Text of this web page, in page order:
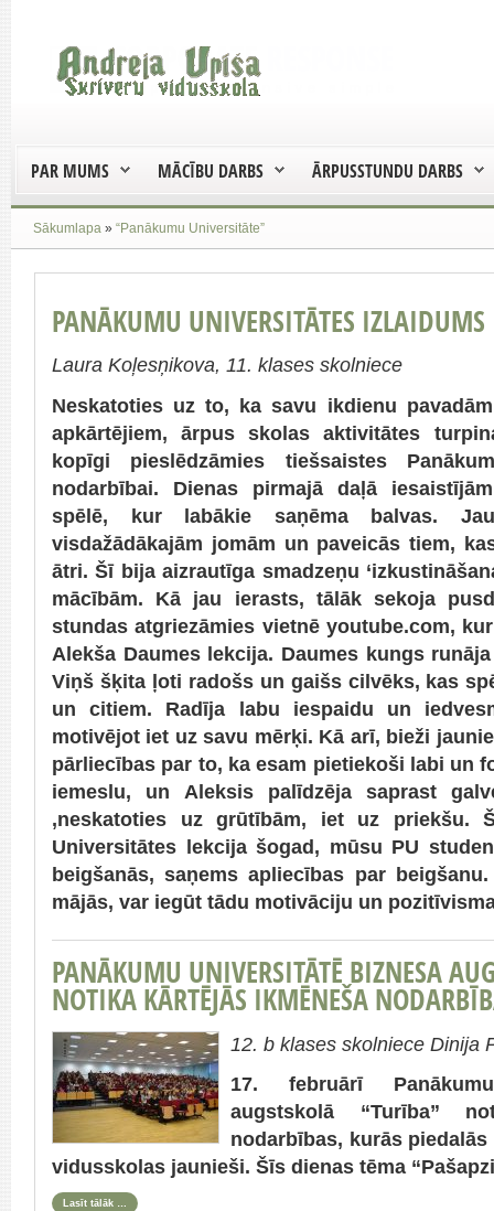
PAR MUMS MĀCĪBU DARBS ĀRPUSSTUNDU DARBS
Sākumlapa » “Panākumu Universitāte”
PANĀKUMU UNIVERSITĀTES IZLAIDUMS
Laura Koļesņikova, 11. klases skolniece
Neskatoties uz to, ka savu ikdienu
apkārtējiem, ārpus skolas aktivitātes
kopīgi pieslēdzāmies tiešsaistes
nodarbībai. Dienas pirmajā daļā
spēlē, kur labākie saņēma balvas.
visdažādākajām jomām un paveicās tiem,
ātri. Šī bija aizrautīga smadzeņu
mācībām. Kā jau ierasts, tālāk sekoja
stundas atgriezāmies vietnē youtube.com,
Alekša Daumes lekcija. Daumes kungs
Viņš šķita ļoti radošs un gaišs cilvēks, kas
un citiem. Radīja labu iespaidu un
motivējot iet uz savu mērķi. Kā arī, bieži
pārliecības par to, ka esam pietiekoši labi un
iemeslu, un Aleksis palīdzēja saprast
,neskatoties uz grūtībām, iet uz priekšu.
Universitātes lekcija šogad, mūsu PU
beigšanās, saņems apliecības par
mājās, var iegūt tādu motivāciju un
PANĀKUMU UNIVERSITĀTĒ BIZNESA
NOTIKA KĀRTĒJĀS IKMĒNEŠA
12. b klases skolniece Dinija
17. februārī
augstskolā “Turība”
nodarbības, kurās
vidusskolas jaunieši. Šīs dienas tēma
Lasīt tālāk …